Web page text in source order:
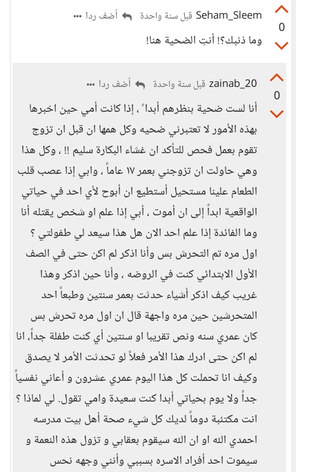
0
Seham_Sleem قبل سنة واحدة أضف ردا
وما ذنبك؟! أنتِ الضحية هنا!
0
zainab_20 قبل سنة واحدة أضف ردا
أنا لست ضحية بنظرهم أبدا ً ، إذا كانت أمي حين اخبرها
بهذه الأمور لا تعتبرني ضحيه وكل همها ان قبل ان تزوج
تقوم بعمل فحص للتأكد ان غشاء البكارة سليم !! ، وكل هذا
وهي حاولت ان تزوجني بعمر ١٧ عاماً ، وابي إذا عصب قلب
الطعام علينا مستحيل أستطيع ان أبوح لأي احد في حياتي
الواقعية ابداً إلى ان أموت ، أبي إذا علم او شخص يقتله أنا
وما الفائدة إذا علم احد الان هل هذا سيعد لي طفولتي ؟
اول مره تم التحرش بس وأنا اذكر لم اكن حتى في الصف
الأول الابتدائي كنت في الروضه ، وأنا حين اذكر وهذا
غريب كيف اذكر أشياء حدثت بعمر سنتين وطبعاً احد
المتحرشين حين مره واجهة قال ان اول مره تحرش بس
كان عمري سنه ونص تقريبا او سنتين أي كنت طفلة جداً، انا
لم اكن حتى ادرك هذا الأمر فعلاً لو تحدثت الأمر لا يصدق
وكيف انا تحملت كل هذا اليوم عمري عشرون و أعاني نفسياً
جداً ولا يوم بحياتي أبدا كنت سعيدة وامي تقول. لي لماذا ؟
انت مكتئبة دوماً لديك كل شيء صحة أهل بيت مدرسه
احمدي الله او ان الله سيقوم بعقابي و تزول هذه النعمة و
سيموت احد أفراد الاسره بسببي وأنني وجهه نحس